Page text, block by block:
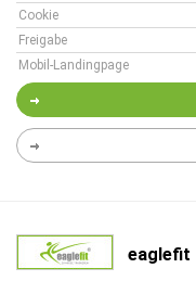
Cookie
Freigabe
Mobil-Landingpage
eaglefit